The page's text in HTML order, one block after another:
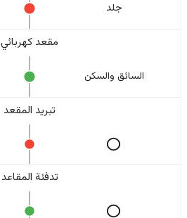
جلد
مقعد كهربائي
السائق والسکن
تبريد المقعد
تدفئة المقاعد